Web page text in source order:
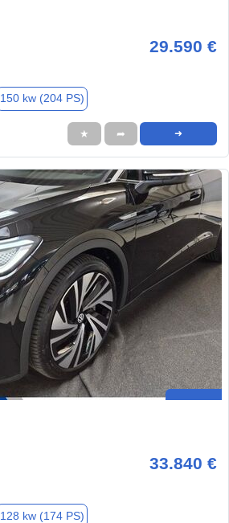
29.590 €
150 kw (204 PS)
★ ➦ ➜
33.840 €
128 kw (174 PS)